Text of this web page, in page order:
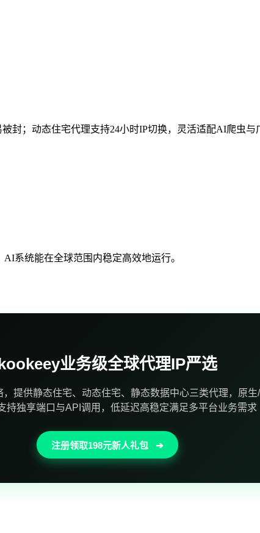
封；动态住宅代理支持24小时IP切换，灵活适配AI爬虫与
AI系统能在全球范围内稳定高效地运行。
业务级全球代理IP严选
提供静态住宅、动态住宅、静态数据中心三类代理，原生
持独享端口与API调用，低延迟高稳定满足多平台业务需求
注册领取198元新人礼包 ➔